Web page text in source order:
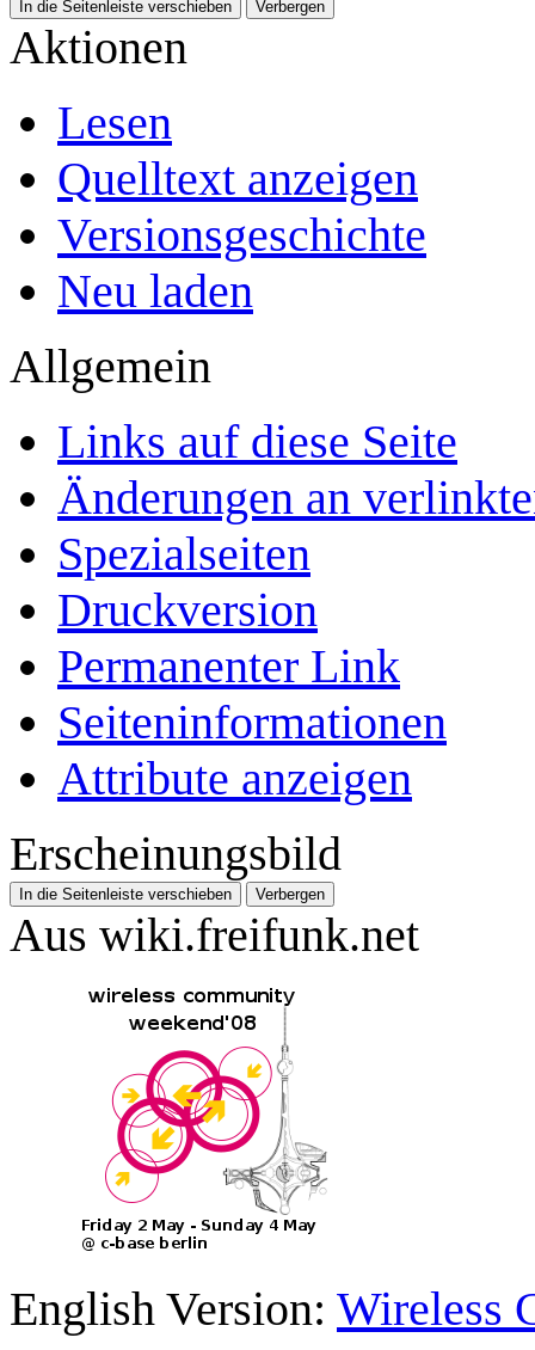
In die Seitenleiste verschieben Verbergen
Aktionen
Lesen
Quelltext anzeigen
Versionsgeschichte
Neu laden
Allgemein
Links auf diese Seite
Änderungen an
Spezialseiten
Druckversion
Permanenter Link
Seiten­­informationen
Attribute anzeigen
Erscheinungsbild
In die Seitenleiste verschieben Verbergen
Aus wiki.freifunk.net
English Version: Wireless